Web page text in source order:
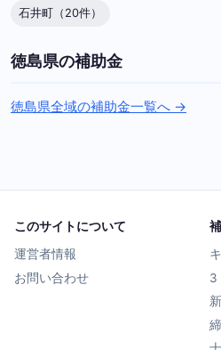
石井町（20件）
徳島県の補助金
徳島県全域の補助金一覧へ →
このサイトについて
運営者情報
お問い合わせ
3